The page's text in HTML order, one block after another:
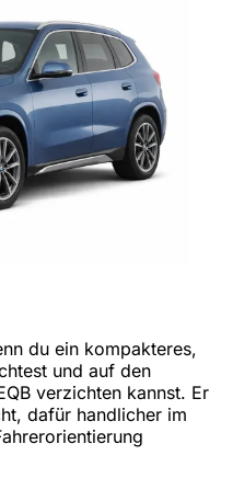
du ein kompakteres,
und auf den
verzichten kannst. Er
dafür handlicher im